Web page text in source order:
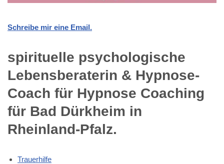
Schreibe mir eine Email.
spirituelle psychologische
Lebensberaterin & Hypnose-
Coach für Hypnose Coaching
für Bad Dürkheim in
Rheinland-Pfalz.
Trauerhilfe